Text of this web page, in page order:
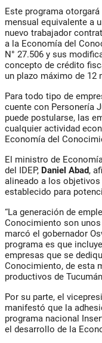
Este programa
mensual equivalente a
nuevo trabajador
a la Economía del
N° 27.506 y sus
concepto de crédito
un plazo máximo de 12
Para todo tipo de
cuente con Personería
puede postularse, las
cualquier actividad
Economía del
El ministro de
del IDEP, Daniel Abad,
alineado a los objetivos
establecido para
“La generación de
Conocimiento son
marcó el gobernador
programa es que
empresas que se
Conocimiento, de esta
productivos de
Por su parte, el
manifestó que la
programa nacional
el desarrollo de la